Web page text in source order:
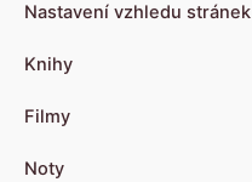
Nastavení vzhledu stránek
Knihy
Filmy
Noty